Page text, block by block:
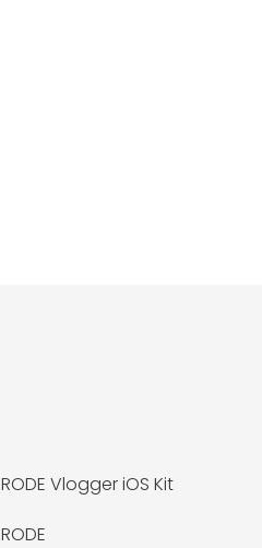
RODE Vlogger iOS Kit
RODE